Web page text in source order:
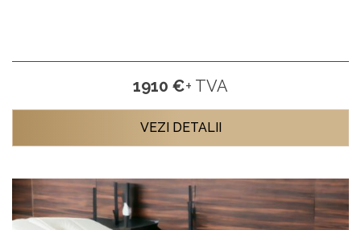
1910 €+ TVA
VEZI DETALII